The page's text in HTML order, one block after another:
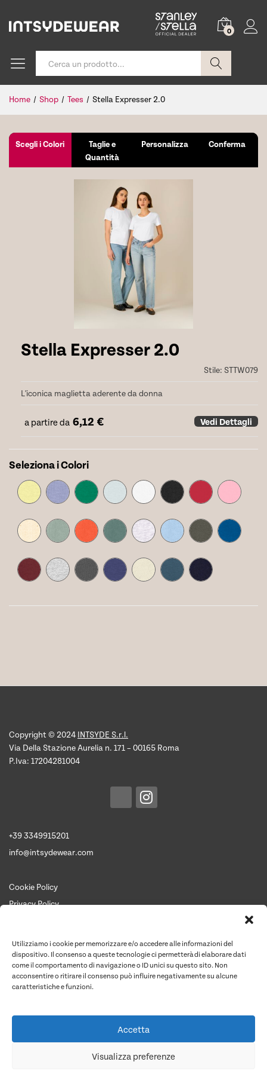
Utilizziamo i cookie per memorizzare e/o accedere alle informazioni del
dispositivo. Il consenso a queste tecnologie ci permetterà di elaborare dati
come il comportamento di navigazione o ID unici su questo sito. Non
acconsentire o ritirare il consenso può influire negativamente su alcune
caratteristiche e funzioni.
Accetta
Visualizza preferenze
0
Cerca
Home / Shop / Tees / Stella Expresser 2.0
Scegli i Colori
Taglie e
Quantità
Personalizza Conferma
Stella Expresser 2.0
Stile: STTW079
L'iconica maglietta aderente da donna
a partire da 6,12 € Vedi Dettagli
Seleziona i Colori
Quantità articoli
Costo unit. medio
Totale netto
Copyright © 2024 INTSYDE S.r.l.
Via Della Stazione Aurelia n. 171 – 00165 Roma
P.Iva: 17204281004
+39 3349915201
info@intsydewear.com
Cookie Policy
Privacy Policy
Contattaci per un preventivo
Contatti